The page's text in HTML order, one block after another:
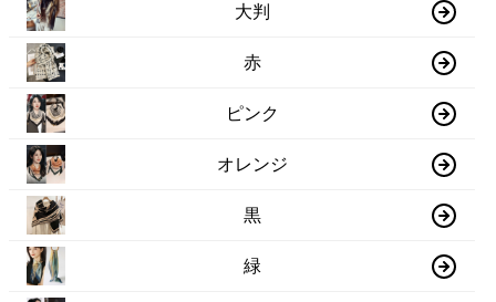
大判
赤
ピンク
オレンジ
黒
緑